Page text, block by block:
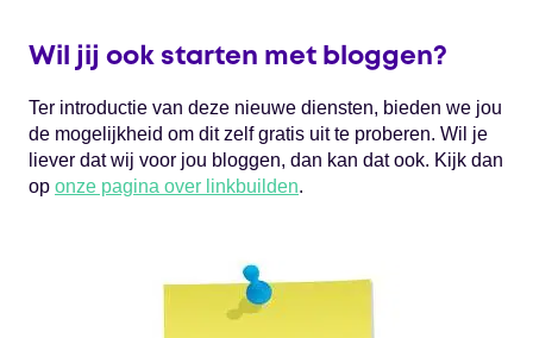
Wil jij ook starten met bloggen?
Ter introductie van deze nieuwe diensten, bieden we jou
de mogelijkheid om dit zelf gratis uit te proberen. Wil je
liever dat wij voor jou bloggen, dan kan dat ook. Kijk dan
op onze pagina over linkbuilden.